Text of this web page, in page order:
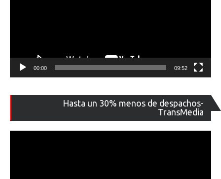
00:00 09:52
Hasta un 30% menos de despachos-
TransMedia
de